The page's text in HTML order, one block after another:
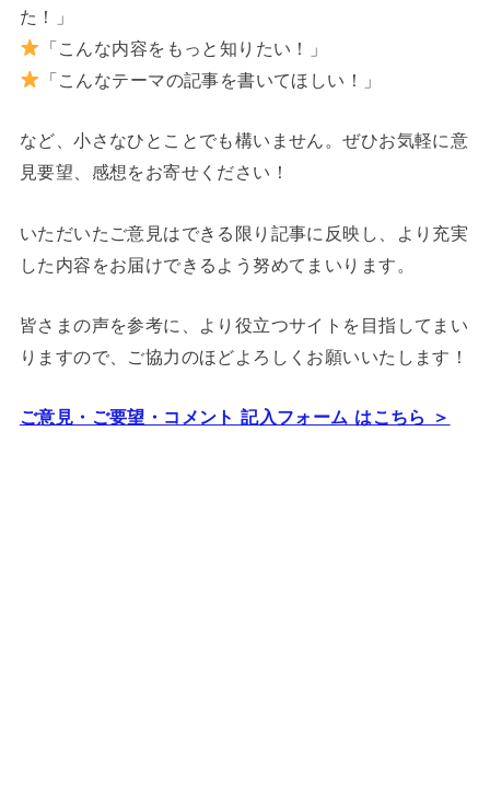
た！」
「こんな内容をもっと知りたい！」
「こんなテーマの記事を書いてほしい！」
など、小さなひとことでも構いません。ぜひお気軽に意
見要望、感想をお寄せください！
いただいたご意見はできる限り記事に反映し、より充実
した内容をお届けできるよう努めてまいります。
皆さまの声を参考に、より役立つサイトを目指してまい
りますので、ご協力のほどよろしくお願いいたします！
ご意見・ご要望・コメント 記入フォーム はこちら ＞